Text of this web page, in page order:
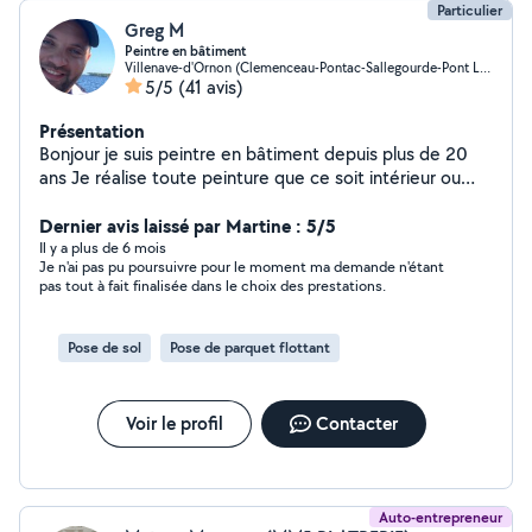
Particulier
Greg M
Peintre en bâtiment
Villenave-d'Ornon (Clemenceau-Pontac-Sallegourde-Pont Langon)
5/5 (41 avis)
Présentation
Bonjour je suis peintre en bâtiment depuis plus de 20
ans Je réalise toute peinture que ce soit intérieur ou
de verre) pose de parquet(stratifié ou pvc) Pose de lino
et du vitrage
Dernier avis laissé par Martine : 5/5
Il y a plus de 6 mois
Je n'ai pas pu poursuivre pour le moment ma demande n'étant
pas tout à fait finalisée dans le choix des prestations.
Pose de sol Pose de parquet flottant
Voir le profil Contacter
Auto-entrepreneur